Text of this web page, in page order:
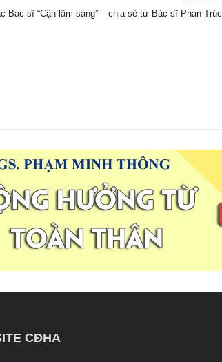
Bác sĩ “Cận lâm sàng” – chia sẻ từ Bác sĩ Phan Trúc
CĐHA